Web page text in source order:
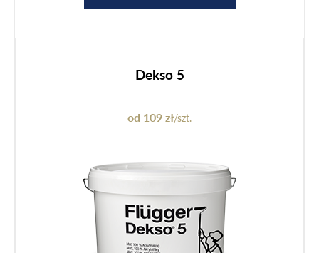
Dekso 5
od 109 zł/szt.